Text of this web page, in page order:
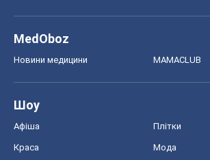
MedOboz
Новини медицини MAMACLUB
Шоу
Афіша Плітки
Краса Мода